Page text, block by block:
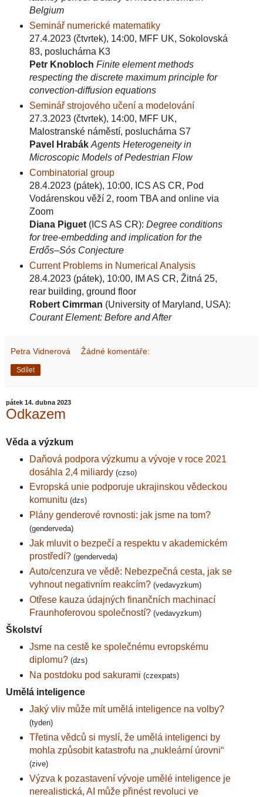
Belgium
Seminář numerické matematiky
27.4.2023 (čtvrtek), 14:00, MFF UK, Sokolovská
83, posluchárna K3
Petr Knobloch Finite element methods
respecting the discrete maximum principle for
convection-diffusion equations
Seminář strojového učení a modelování
27.3.2023 (čtvrtek), 14:00, MFF UK,
Malostranské náměstí, posluchárna S7
Pavel Hrabák Agents Heterogeneity in
Microscopic Models of Pedestrian Flow
Combinatorial group
28.4.2023 (pátek), 10:00, ICS AS CR, Pod
Vodárenskou věží 2, room TBA and online via
Zoom
Diana Piguet (ICS AS CR): Degree conditions
for tree-embedding and implication for the
Erdős–Sós Conjecture
Current Problems in Numerical Analysis
28.4.2023 (pátek), 10:00, IM AS CR, Žitná 25,
rear building, ground floor
Robert Cimrman (University of Maryland, USA):
Courant Element: Before and After
Petra Vidnerová Žádné komentáře:
Sdílet
pátek 14. dubna 2023
Odkazem
Věda a výzkum
Daňová podpora výzkumu a vývoje v roce 2021
dosáhla 2,4 miliardy (czso)
Evropská unie podporuje ukrajinskou vědeckou
komunitu (dzs)
Plány genderové rovnosti: jak jsme na tom?
(genderveda)
Jak mluvit o bezpečí a respektu v akademickém
prostředí? (genderveda)
Auto/cenzura ve vědě: Nebezpečná cesta, jak se
vyhnout negativním reakcím? (vedavyzkum)
Otřese kauza údajných finančních machinací
Fraunhoferovou společností? (vedavyzkum)
Školství
Jsme na cestě ke společnému evropskému
diplomu? (dzs)
Na postdoku pod sakurami (czexpats)
Umělá inteligence
Jaký vliv může mít umělá inteligence na volby?
(tyden)
Třetina vědců si myslí, že umělá inteligenci by
mohla způsobit katastrofu na „nukleární úrovni“
(zive)
Výzva k pozastavení vývoje umělé inteligence je
nerealistická, AI může přinést revoluci ve